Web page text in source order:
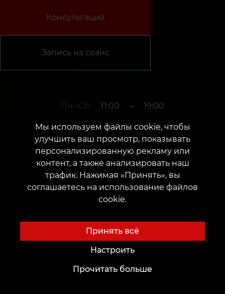
Улица Католю, 8.
Дата открытия: 21 июля 2023 г.
Консультация
Запись на сеанс
Пн.–Сб. 11:00 – 19:00
+37128682615
Мы используем файлы cookie, чтобы
улучшить ваш просмотр, показывать
персонализированную рекламу или
контент, а также анализировать наш
трафик. Нажимая «Принять», вы
соглашаетесь на использование файлов
cookie.
Принять всё
Настроить
Прочитать больше